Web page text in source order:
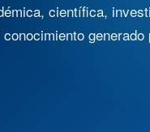
científica,